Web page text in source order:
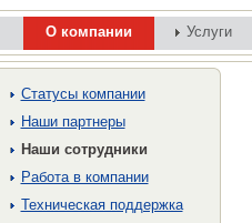
О компании Услуги
Cтатусы компании
Наши партнеры
Наши сотрудники
Работа в компании
Техническая поддержка